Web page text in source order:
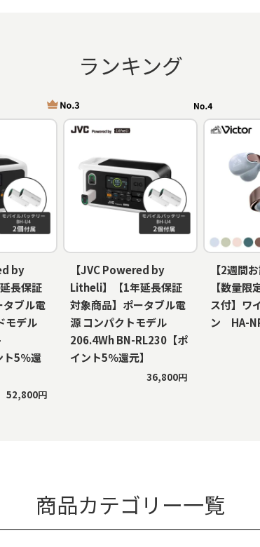
ランキング
by
長保証
タブル電
モデル
ト5％還
52,800円
【JVC Powered by
Litheli】【1年延長保証
対象商品】ポータブル電
源 コンパクトモデル
206.4Wh BN-RL230【ポ
イント5％還元】
36,800円
【2週間
【数量限
ス付】ワ
ン HA-
商品カテゴリー一覧